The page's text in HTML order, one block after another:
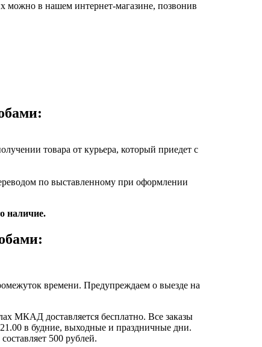
можно в нашем интернет-магазине, позвонив
товара от курьера, который приедет с
по выставленному при оформлении
наличие.
времени. Предупреждаем о выезде на
МКАД доставляется бесплатно. Все заказы
в будние, выходные и праздничные дни.
500 рублей.